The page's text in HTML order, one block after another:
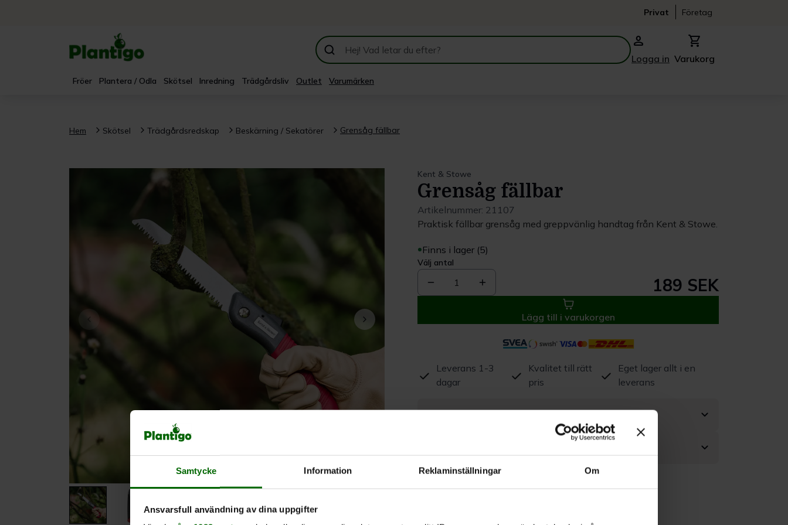
Samtycke Information Reklaminställningar Om
Ansvarsfull användning av dina uppgifter
Privat Företag
person
Logga in
shopping_cart
Varukorg
Fröer Plantera / Odla Skötsel Inredning Trädgårdsliv Outlet Varumärken
Hem Skötsel Trädgårdsredskap Beskärning / Sekatörer Grensåg fällbar
Kent & Stowe
Grensåg fällbar
Artikelnummer: 21107
Praktisk fällbar grensåg med greppvänlig handtag från Kent & Stowe.
Finns i lager (5)
Välj antal
1 189 SEK
Lägg till i varukorgen
Leverans 1-3
dagar
Kvalitet till rätt
pris
Eget lager allt i en
leverans